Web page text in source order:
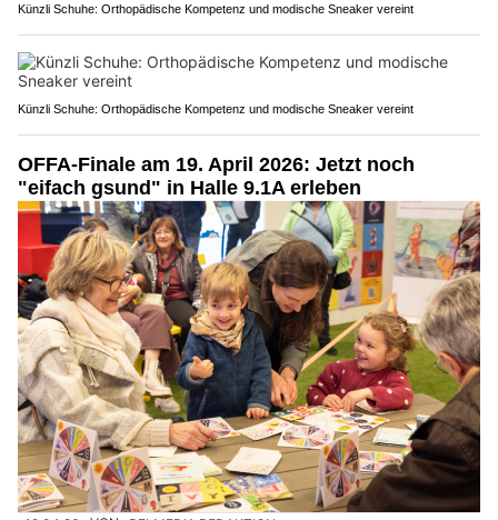
Künzli Schuhe: Orthopädische Kompetenz und modische Sneaker vereint
Künzli Schuhe: Orthopädische Kompetenz und modische Sneaker vereint
OFFA-Finale am 19. April 2026: Jetzt noch
"eifach gsund" in Halle 9.1A erleben